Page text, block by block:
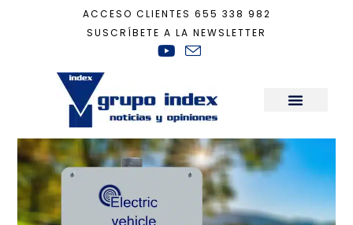
ACCESO CLIENTES 655 338 982
SUSCRÍBETE A LA NEWSLETTER
recarga